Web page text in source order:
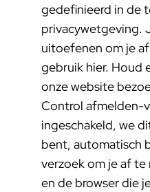
gedefinieerd in de
privacywetgeving.
uitoefenen om je
gebruik hier. Houd
onze website
Control afmelden-
ingeschakeld, we
bent, automatisch
verzoek om je af
en de browser die